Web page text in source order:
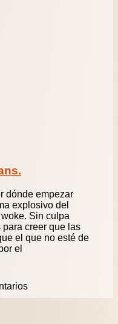
dónde empezar
explosivo del
Sin culpa
creer que las
el que no esté de
el